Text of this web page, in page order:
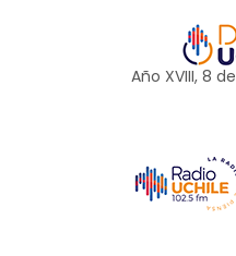
Año XVIII, 8 de